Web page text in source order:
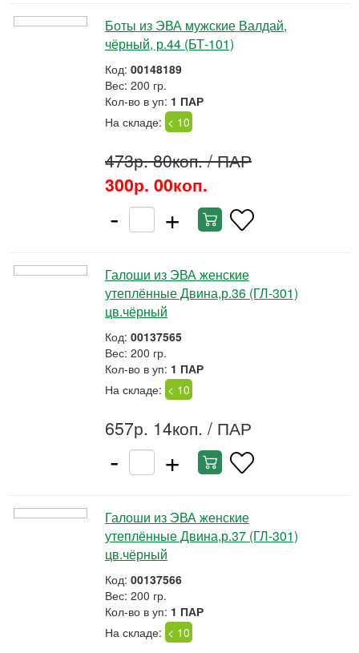
Боты из ЭВА мужские Валдай,
чёрный, р.44 (БТ-101)
Код: 00148189
Вес: 200 гр.
Кол-во в уп: 1 ПАР
На складе: < 10
473р. 80коп./ ПАР
300р. 00коп.
- +
Галоши из ЭВА женские
утеплённые Двина,р.36 (ГЛ-301)
цв.чёрный
Код: 00137565
Вес: 200 гр.
Кол-во в уп: 1 ПАР
На складе: < 10
657р. 14коп. / ПАР
- +
Галоши из ЭВА женские
утеплённые Двина,р.37 (ГЛ-301)
цв.чёрный
Код: 00137566
Вес: 200 гр.
Кол-во в уп: 1 ПАР
На складе: < 10